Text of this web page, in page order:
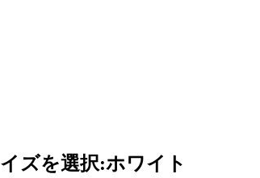
ズを選択:ホワイト